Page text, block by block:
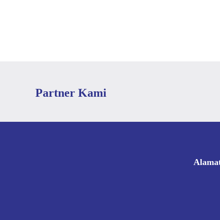
Partner Kami